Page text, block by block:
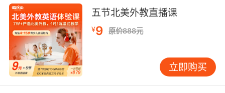
舞蹈作为表演的重要组成部分，其作用在于通过
肢体语言展现剧情、强化情感以及增加视觉美
感。英语音乐剧中的舞蹈往往具有高度的编排性
与创意性，能够紧密结合音乐节奏与剧情发展，
创造出令人难忘的舞台画面。舞蹈的风格多种多
五节北美外教直播课
¥9 原价888元
立即购买